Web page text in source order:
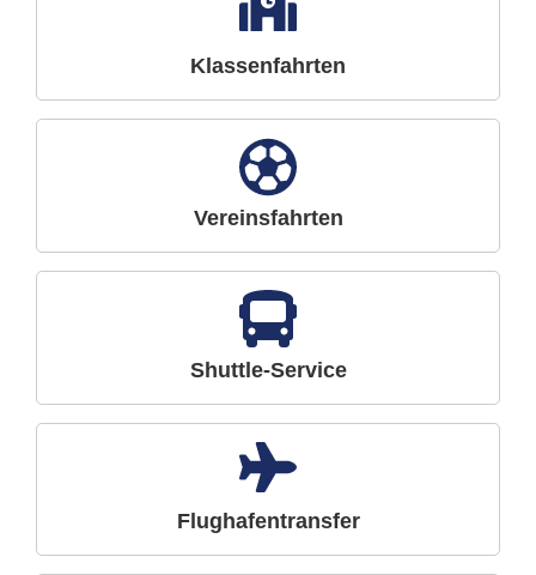
Klassenfahrten
Vereinsfahrten
Shuttle-Service
Flughafentransfer